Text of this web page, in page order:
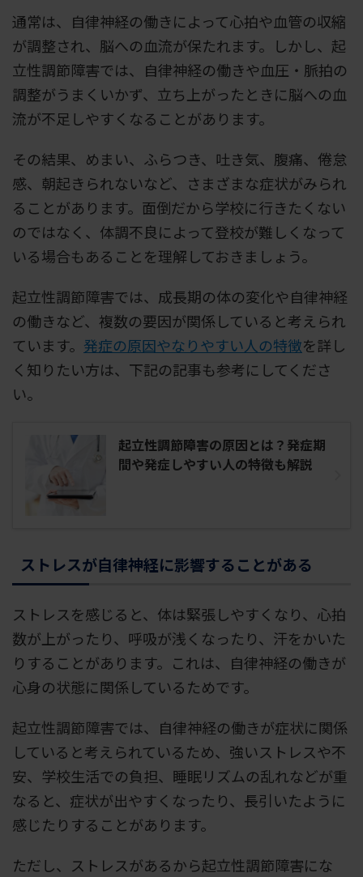
通常は、自律神経の働きによって心拍や血管の収縮
が調整され、脳への血流が保たれます。しかし、起
立性調節障害では、自律神経の働きや血圧・脈拍の
調整がうまくいかず、立ち上がったときに脳への血
流が不足しやすくなることがあります。
その結果、めまい、ふらつき、吐き気、腹痛、倦怠
感、朝起きられないなど、さまざまな症状がみられ
ることがあります。面倒だから学校に行きたくない
のではなく、体調不良によって登校が難しくなって
いる場合もあることを理解しておきましょう。
起立性調節障害では、成長期の体の変化や自律神経
の働きなど、複数の要因が関係していると考えられ
ています。 発症の原因やなりやすい人の特徴を詳し
く知りたい方は、下記の記事も参考にしてくださ
い。
起立性調節障害の原因とは？発症期
間や発症しやすい人の特徴も解説
ストレスが自律神経に影響することがある
ストレスを感じると、体は緊張しやすくなり、心拍
数が上がったり、呼吸が浅くなったり、汗をかいた
りすることがあります。これは、自律神経の働きが
心身の状態に関係しているためです。
起立性調節障害では、自律神経の働きが症状に関係
していると考えられているため、強いストレスや不
安、学校生活での負担、睡眠リズムの乱れなどが重
なると、症状が出やすくなったり、長引いたように
感じたりすることがあります。
ただし、ストレスがあるから起立性調節障害にな